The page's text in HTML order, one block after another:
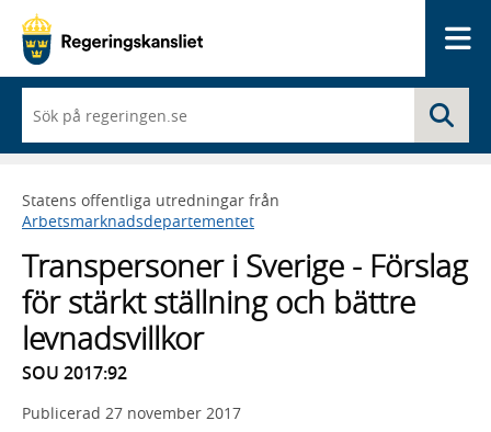
du
börjar
skriva
framträder
en
med
sökförslag
Statens offentliga utredningar från
Arbetsmarknadsdepartementet
Transpersoner i Sverige - Förslag
för stärkt ställning och bättre
levnadsvillkor
SOU 2017:92
Publicerad 27 november 2017